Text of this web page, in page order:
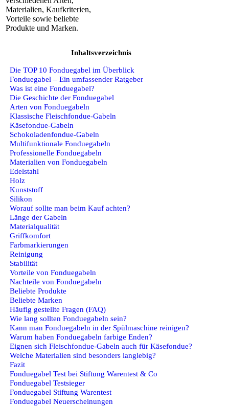
Materialien, Kaufkriterien,
Vorteile sowie beliebte
Produkte und Marken.
Inhaltsverzeichnis
Die TOP 10 Fonduegabel im Überblick
Fonduegabel – Ein umfassender Ratgeber
Was ist eine Fonduegabel?
Die Geschichte der Fonduegabel
Arten von Fonduegabeln
Klassische Fleischfondue-Gabeln
Käsefondue-Gabeln
Schokoladenfondue-Gabeln
Multifunktionale Fonduegabeln
Professionelle Fonduegabeln
Materialien von Fonduegabeln
Edelstahl
Holz
Kunststoff
Silikon
Worauf sollte man beim Kauf achten?
Länge der Gabeln
Materialqualität
Griffkomfort
Farbmarkierungen
Reinigung
Stabilität
Vorteile von Fonduegabeln
Nachteile von Fonduegabeln
Beliebte Produkte
Beliebte Marken
Häufig gestellte Fragen (FAQ)
Wie lang sollten Fonduegabeln sein?
Kann man Fonduegabeln in der Spülmaschine reinigen?
Warum haben Fonduegabeln farbige Enden?
Eignen sich Fleischfondue-Gabeln auch für Käsefondue?
Welche Materialien sind besonders langlebig?
Fazit
Fonduegabel Test bei Stiftung Warentest & Co
Fonduegabel Testsieger
Fonduegabel Stiftung Warentest
Fonduegabel Neuerscheinungen